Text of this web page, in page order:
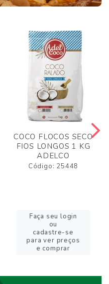
COCO FLOCOS SECO
FIOS LONGOS 1 KG
ADELCO
Código: 25448
Faça seu login
ou
cadastre-se
para ver preços
e comprar